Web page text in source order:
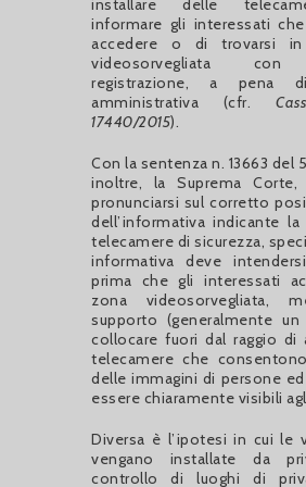
installare delle
informare gli interessati
accedere o di trovarsi
videosorvegliata con
registrazione, a pena
amministrativa (cfr.
17440/2015).
Con la sentenza n. 13663 del
inoltre, la Suprema Corte,
pronunciarsi sul corretto
dell’informativa indicante
telecamere di sicurezza,
informativa deve
prima che gli interessati
zona videosorvegliata,
supporto (generalmente
collocare fuori dal raggio di
telecamere che
delle immagini di persone
essere chiaramente visibili
Diversa è l’ipotesi in cui le
vengano installate da
controllo di luoghi di